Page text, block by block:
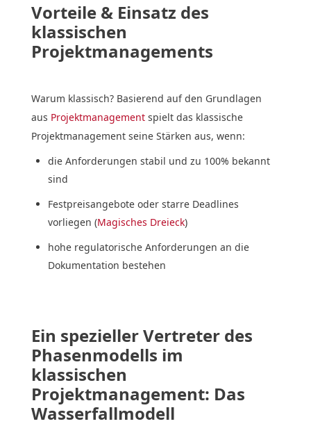
Vorteile & Einsatz des
klassischen
Projektmanagements
Warum klassisch? Basierend auf den Grundlagen
aus Projektmanagementspielt das klassische
Projektmanagement seine Stärken aus, wenn:
die Anforderungen stabil und zu 100% bekannt
sind
Festpreisangebote oder starre Deadlines
vorliegen (Magisches Dreieck)
hohe regulatorische Anforderungen an die
Dokumentation bestehen
Ein spezieller Vertreter des
Phasenmodells im
klassischen
Projektmanagement: Das
Wasserfallmodell